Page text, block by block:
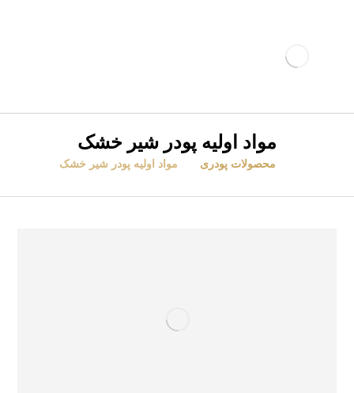
مواد اولیه پودر شیر خشک
محصولات پودری مواد اولیه پودر شیر خشک